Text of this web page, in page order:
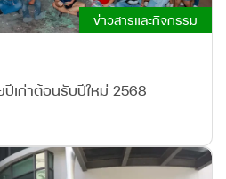
ข่าวสารและกิจกรรม
เก่าต้อนรับปีใหม่ 2568